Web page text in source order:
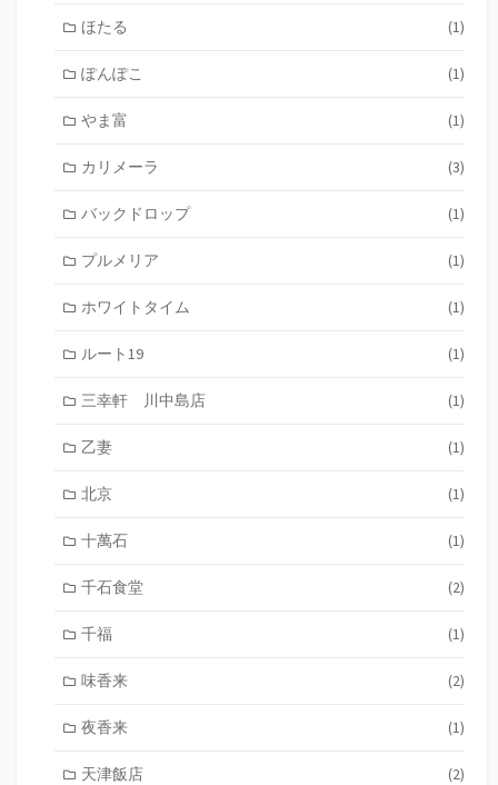
ほたる (1)
ぽんぽこ (1)
やま富 (1)
カリメーラ (3)
バックドロップ (1)
プルメリア (1)
ホワイトタイム (1)
ルート19 (1)
三幸軒 川中島店 (1)
乙妻 (1)
北京 (1)
十萬石 (1)
千石食堂 (2)
千福 (1)
味香来 (2)
夜香来 (1)
天津飯店 (2)